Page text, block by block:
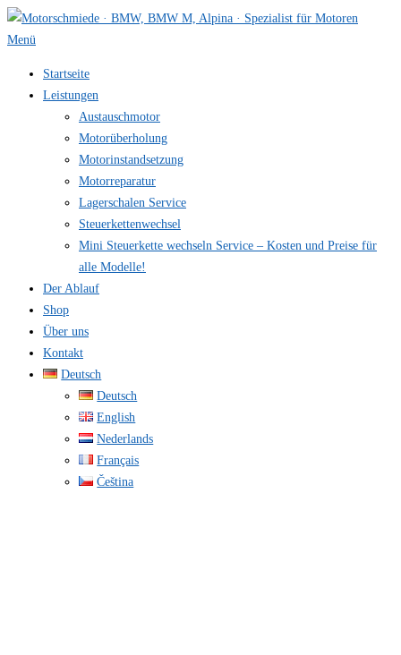
Zum
Inhalt
Menü
Startseite
Leistungen
Austauschmotor
Motorüberholung
Motorinstandsetzung
Motorreparatur
Lagerschalen Service
Steuerkettenwechsel
Mini Steuer­kette wechseln Service – Kosten und Preise für
alle Modelle!
Der Ablauf
Shop
Über uns
Kontakt
Deutsch
Deutsch
English
Nederlands
Français
Čeština